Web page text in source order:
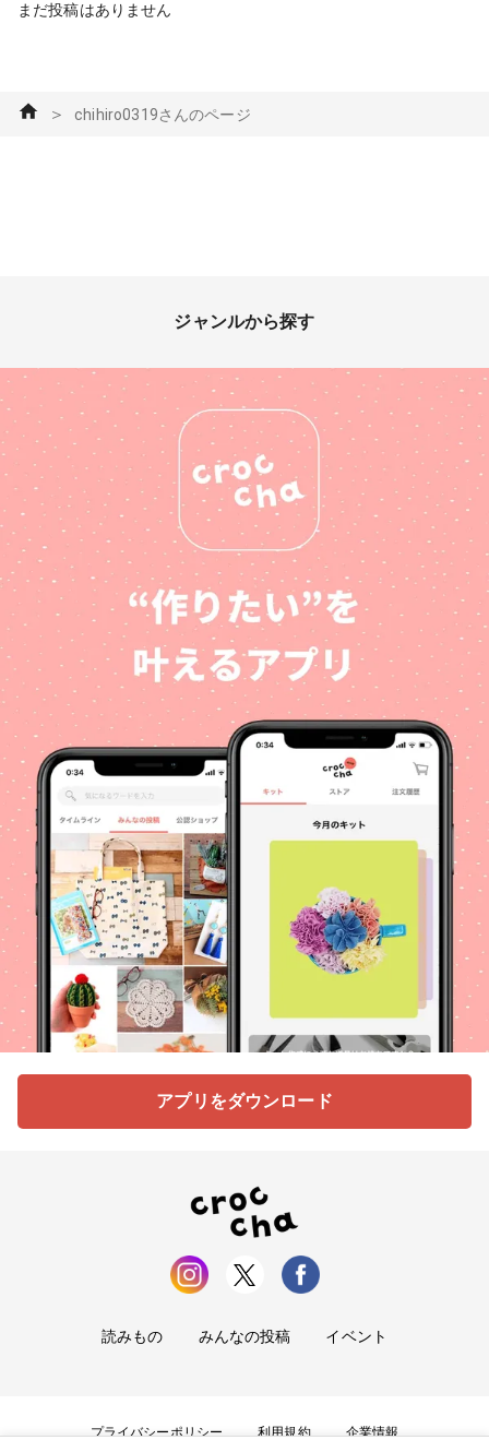
まだ投稿はありません
＞ chihiro0319さんのページ
ジャンルから探す
アプリをダウンロード
読みもの みんなの投稿 イベント
プライバシーポリシー 利用規約 企業情報